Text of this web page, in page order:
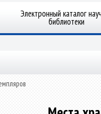
Электронный каталог
библиотеки